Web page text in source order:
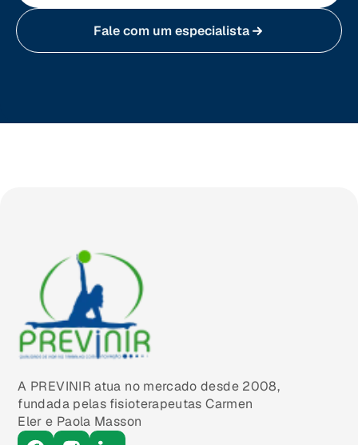
Tocantins (TO)
Fale com um especialista
A PREVINIR atua no mercado desde 2008,
fundada pelas fisioterapeutas Carmen
Eler e Paola Masson